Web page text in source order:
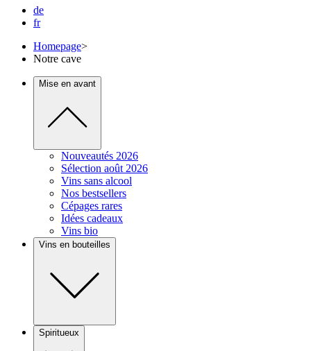
de
fr
Homepage>
Notre cave
Mise en avant
Nouveautés 2026
Sélection août 2026
Vins sans alcool
Nos bestsellers
Cépages rares
Idées cadeaux
Vins bio
Vins en bouteilles
Spiritueux